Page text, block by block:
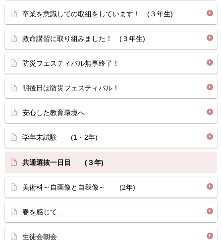
卒業を意識しての取組をしています！ (３年生)
救命講習に取り組みました！ (３年生)
防災フェスティバル無事終了！
明後日は防災フェスティバル！
安心した教育環境へ
学年末試験 (1・2年)
共通選抜一日目 (３年)
美術科～自画像と自我像～ (2年)
春を感じて…
生徒会朝会